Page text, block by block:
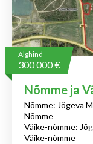
Alghind
300 000 €
Nõmme ja
Nõmme: Jõgeva
Nõmme
Väike-nõmme:
Väike-nõmme